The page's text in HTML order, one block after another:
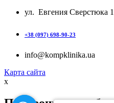
ул. Евгения Сверстюка
+38 (097) 698-90-23
info@kompklinika.ua
Карта сайта
x